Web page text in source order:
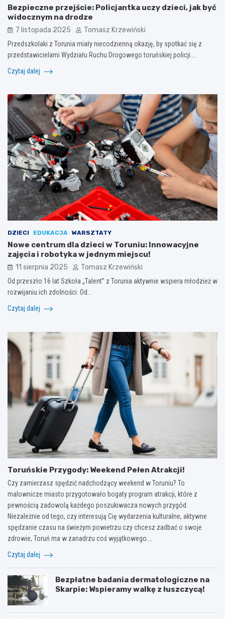
Bezpieczne przejście: Policjantka uczy dzieci, jak być
widocznym na drodze
7 listopada 2025 Tomasz Krzewiński
Przedszkolaki z Torunia miały niecodzienną okazję, by spotkać się z
przedstawicielami Wydziału Ruchu Drogowego toruńskiej policji.…
Czytaj dalej
DZIECI EDUKACJA WARSZTATY
Nowe centrum dla dzieci w Toruniu: Innowacyjne
zajęcia i robotyka w jednym miejscu!
11 sierpnia 2025 Tomasz Krzewiński
Od przeszło 16 lat Szkoła „Talent” z Torunia aktywnie wspiera młodzież w
rozwijaniu ich zdolności. Od…
Czytaj dalej
Toruńskie Przygody: Weekend Pełen Atrakcji!
Czy zamierzasz spędzić nadchodzący weekend w Toruniu? To
malownicze miasto przygotowało bogaty program atrakcji, które z
pewnością zadowolą każdego poszukiwacza nowych przygód.
Niezależnie od tego, czy interesują Cię wydarzenia kulturalne, aktywne
spędzanie czasu na świeżym powietrzu czy chcesz zadbać o swoje
zdrowie, Toruń ma w zanadrzu coś wyjątkowego.…
Czytaj dalej
Bezpłatne badania dermatologiczne na
Skarpie: Wspieramy walkę z łuszczycą!